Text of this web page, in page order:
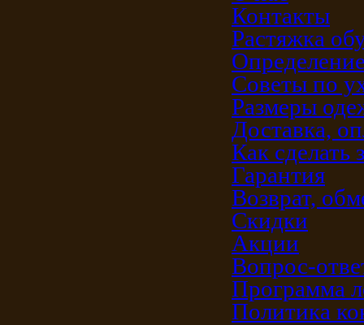
Контакты
Растяжка
Советы по
Размеры
Доставка,
Как сделать
Гарантия
Возврат,
Скидки
Акции
Вопрос-
Программа
Политика